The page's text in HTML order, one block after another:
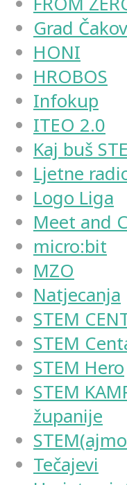
Grad
HONI
HROBOS
Infokup
ITEO 2.0
Kaj buš
Ljetne
Logo Liga
Meet and
micro:bit
MZO
Natjecanja
STEM
STEM
STEM Hero
STEM
županije
Tečajevi